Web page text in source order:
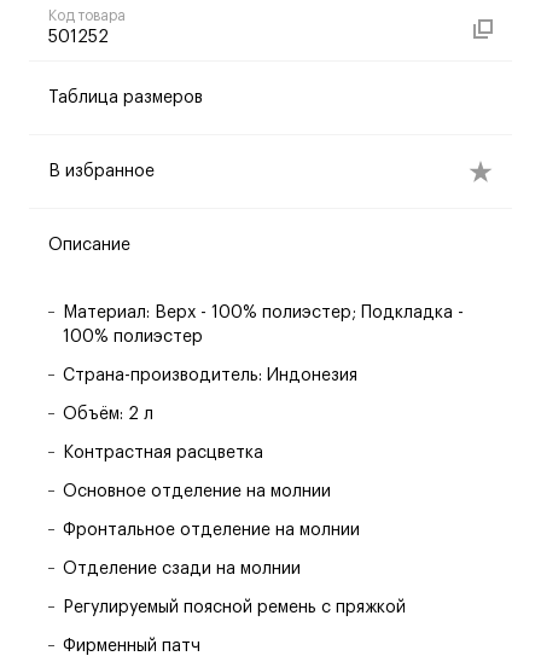
Код товара
501252
Таблица размеров
В избранное
Описание
Материал: Верх - 100% полиэстер; Подкладка -
100% полиэстер
Страна-производитель: Индонезия
Объём: 2 л
Контрастная расцветка
Основное отделение на молнии
Фронтальное отделение на молнии
Отделение сзади на молнии
Регулируемый поясной ремень с пряжкой
Фирменный патч